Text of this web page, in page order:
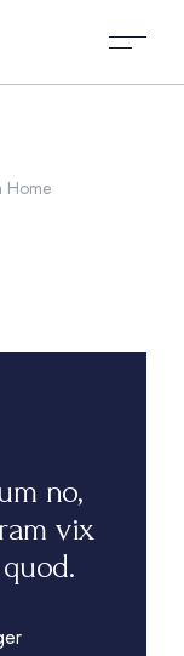
Home
no,
vix